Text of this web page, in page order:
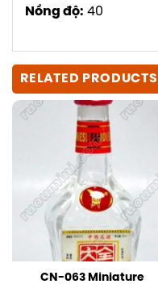
Nồng độ: 40
RELATED PRODUCTS
CN-063 Miniature